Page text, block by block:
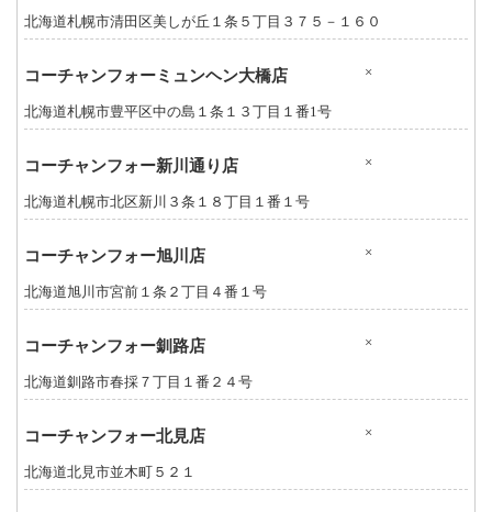
北海道札幌市清田区美しが丘１条５丁目３７５－１６０
コーチャンフォーミュンヘン大橋店 ×
北海道札幌市豊平区中の島１条１３丁目１番1号
コーチャンフォー新川通り店 ×
北海道札幌市北区新川３条１８丁目１番１号
コーチャンフォー旭川店 ×
北海道旭川市宮前１条２丁目４番１号
コーチャンフォー釧路店 ×
北海道釧路市春採７丁目１番２４号
コーチャンフォー北見店 ×
北海道北見市並木町５２１